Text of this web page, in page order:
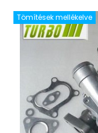
Tömítések mellékelve